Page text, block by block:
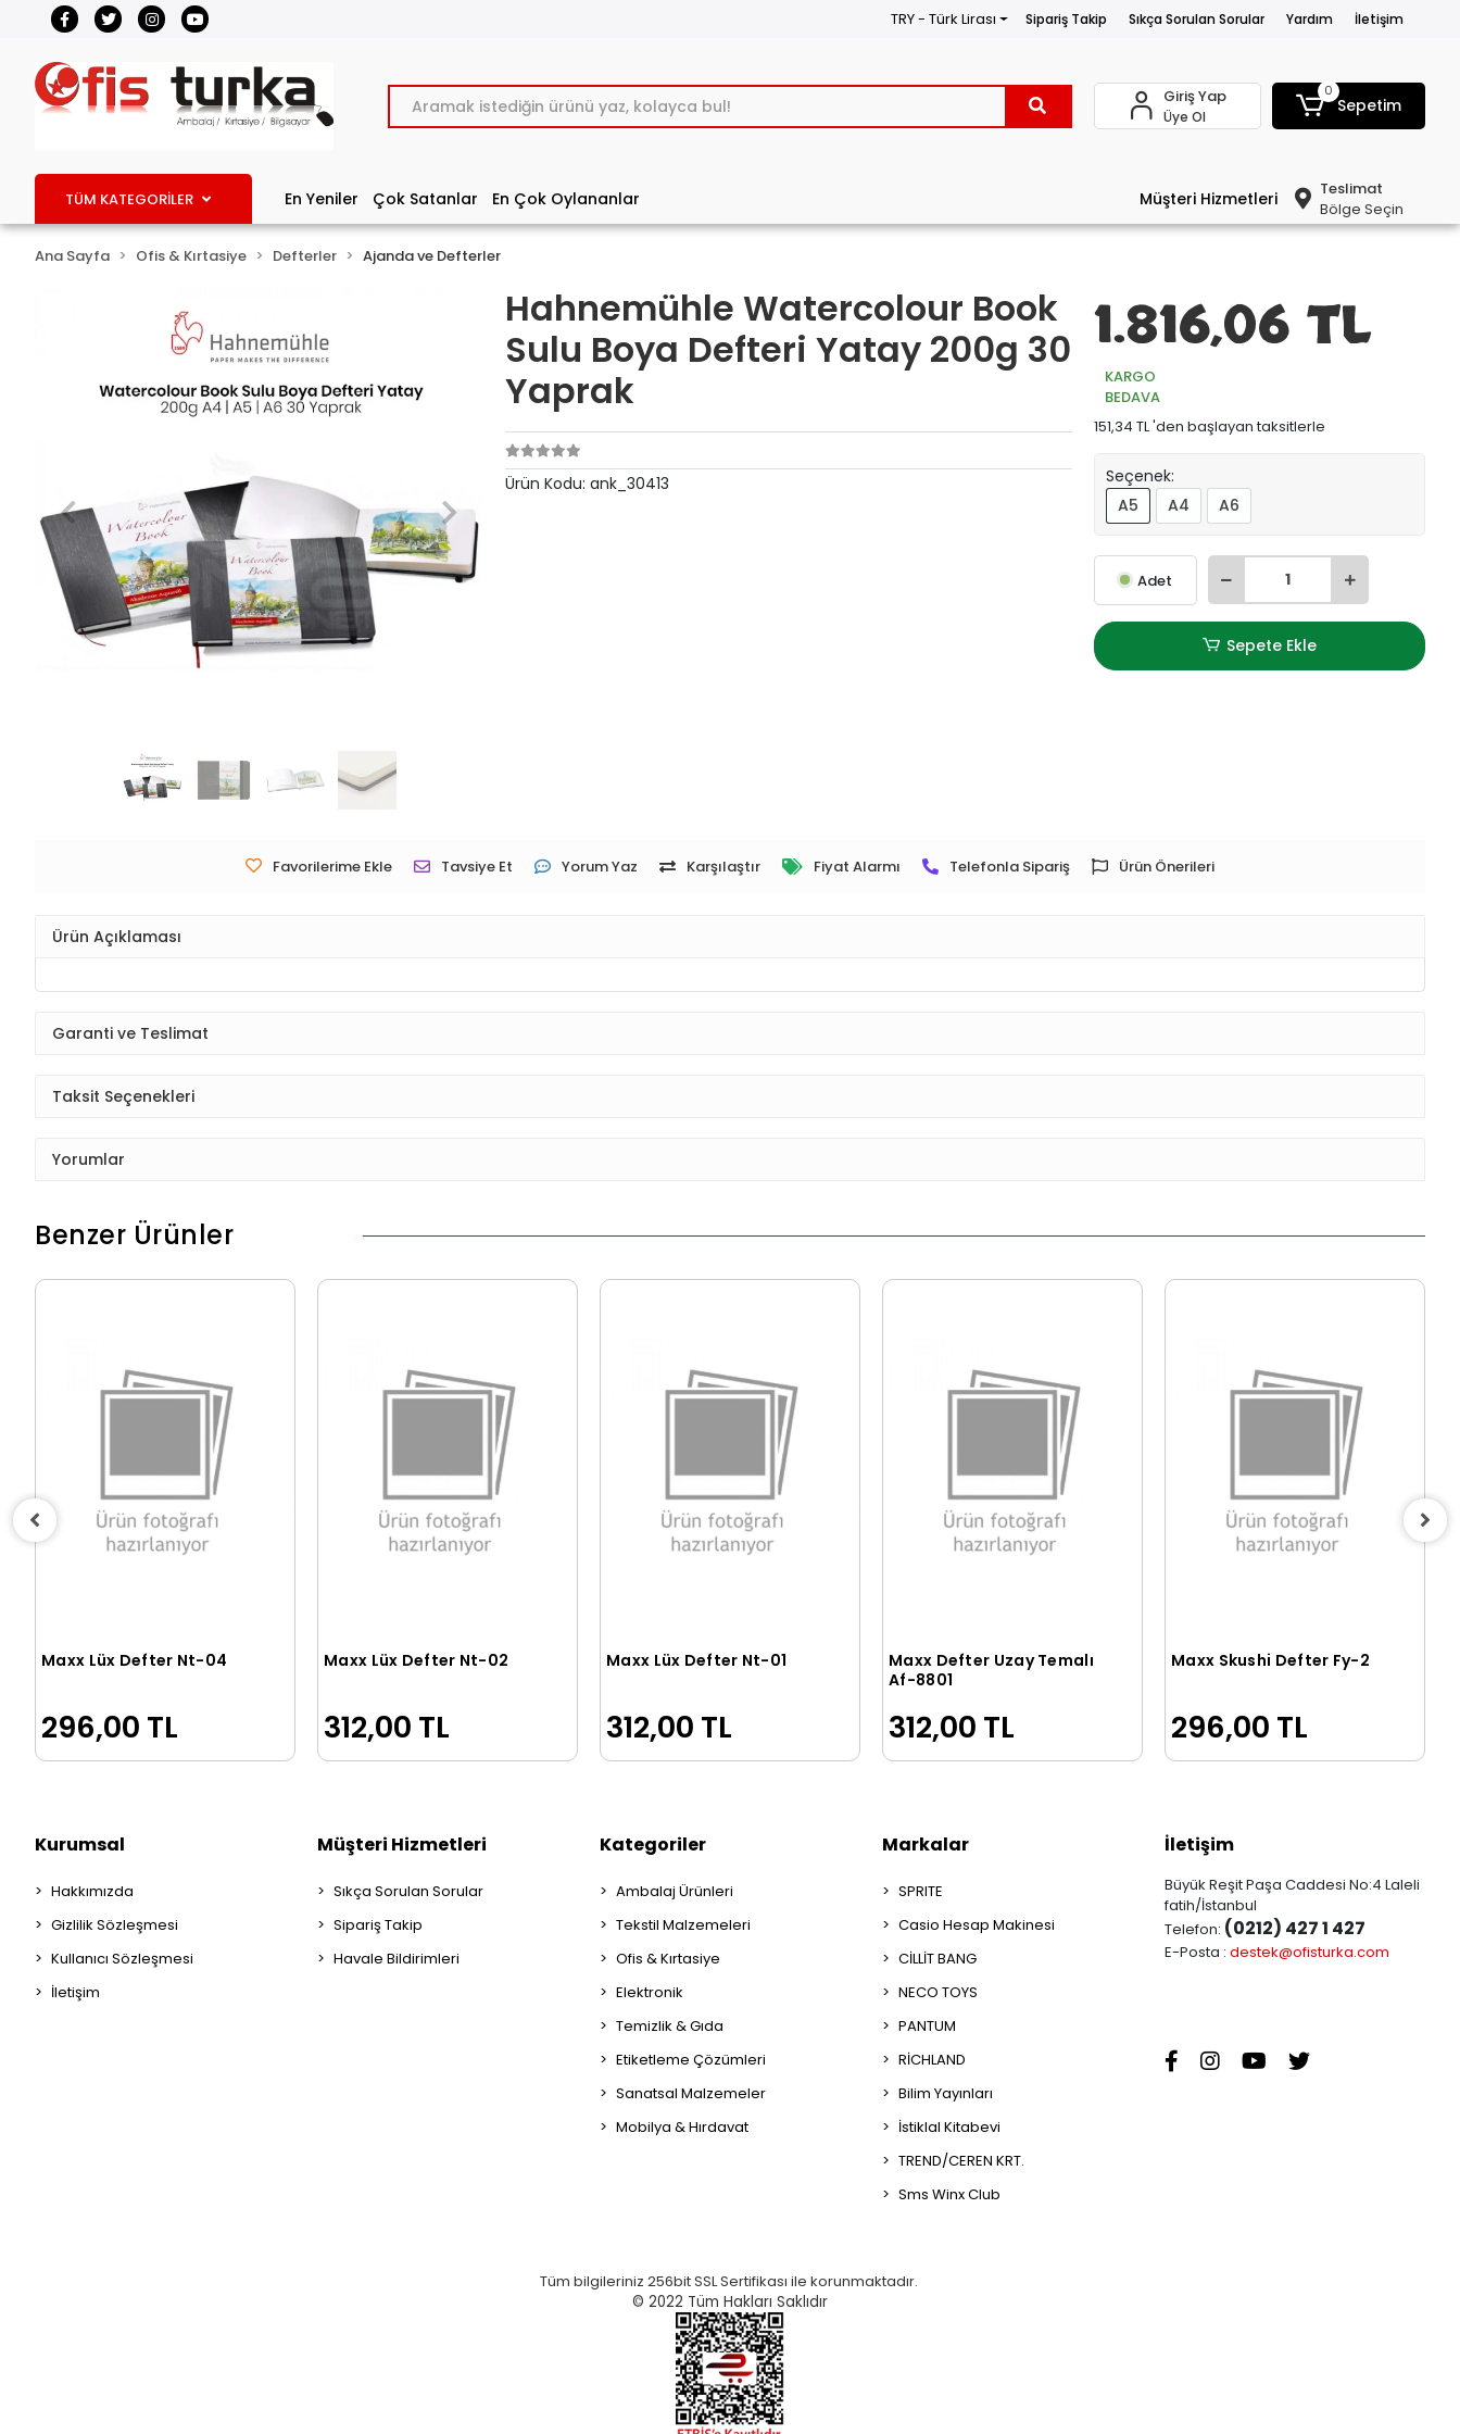
TRY - Türk Lirası Sipariş Takip Sıkça Sorulan Sorular Yardım İletişim
Giriş Yap
Üye Ol
0
Sepetim
TÜM KATEGORİLER En Yeniler Çok Satanlar En Çok Oylananlar Müşteri Hizmetleri
Teslimat
Bölge Seçin
Ana Sayfa Ofis & Kırtasiye Defterler Ajanda ve Defterler
Hahnemühle Watercolour Book
Sulu Boya Defteri Yatay 200g 30
Yaprak
Ürün Kodu:ank_30413
1.816,06 TL
KARGO
BEDAVA
151,34 TL 'den başlayan taksitlerle
Seçenek:
A5
A4 A6
Adet
Sepete Ekle
Favorilerime Ekle Tavsiye Et Yorum Yaz Karşılaştır Fiyat Alarmı Telefonla Sipariş Ürün Önerileri
Ürün Açıklaması
Garanti ve Teslimat
Taksit Seçenekleri
Yorumlar
Benzer Ürünler
Sepete Ekle
Maxx Lüx Defter Nt-04
296,00 TL
Sepete Ekle
Maxx Lüx Defter Nt-02
312,00 TL
Sepete Ekle
Maxx Lüx Defter Nt-01
312,00 TL
Sepete Ekle
Maxx Defter Uzay Temalı
Af-8801
312,00 TL
Sepete Ekle
Maxx Skushi Defter Fy-2
296,00 TL
Kurumsal
Hakkımızda
Gizlilik Sözleşmesi
Kullanıcı Sözleşmesi
İletişim
Müşteri Hizmetleri
Sıkça Sorulan Sorular
Sipariş Takip
Havale Bildirimleri
Kategoriler
Ambalaj Ürünleri
Tekstil Malzemeleri
Ofis & Kırtasiye
Elektronik
Temizlik & Gıda
Etiketleme Çözümleri
Sanatsal Malzemeler
Mobilya & Hırdavat
Markalar
SPRITE
Casio Hesap Makinesi
CİLLİT BANG
NECO TOYS
PANTUM
RİCHLAND
Bilim Yayınları
İstiklal Kitabevi
TREND/CEREN KRT.
Sms Winx Club
İletişim
Büyük Reşit Paşa Caddesi No:4 Laleli
fatih/İstanbul
Telefon: (0212) 427 1 427
E-Posta : destek@ofisturka.com
Tüm bilgileriniz 256bit SSL Sertifikası ile korunmaktadır.
© 2022 Tüm Hakları Saklıdır